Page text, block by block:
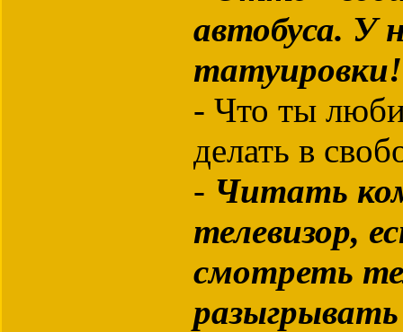
автобуса. У
татуировки!
- Что ты
делать в
- Читать
телевизор,
смотреть
разыгрывать